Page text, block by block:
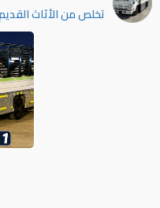
تخلص من الأثاث القديم